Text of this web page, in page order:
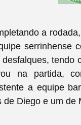
a
serrinhense
desfalques, tendo
na partida,
a equipe
de Diego e um de